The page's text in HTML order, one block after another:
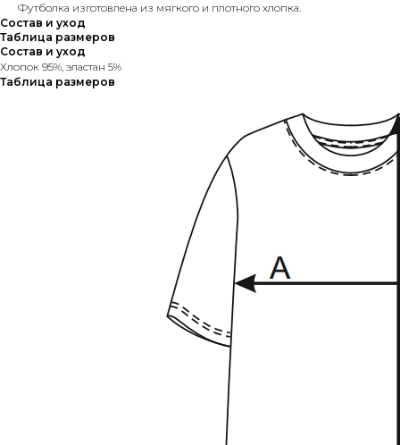
Футболка изготовлена из мягкого и плотного хлопка.
Состав и уход
Таблица размеров
Состав и уход
Хлопок 95%, эластан 5%
Таблица размеров